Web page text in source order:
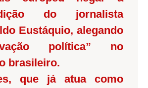
do jornalista
Eustáquio, alegando
política” no
brasileiro.
que já atua como